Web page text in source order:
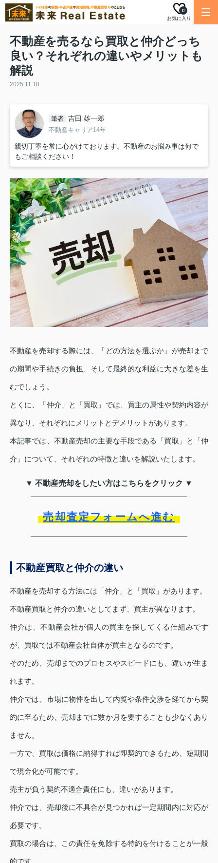
お気に入り
0
不動産を売るなら買取と仲介どっち
良い？それぞれの違いやメリットも
解説
2025.11.18
筆者 吉田 雄一郎
不動産キャリア14年
親切丁寧を常に心がけております。不動産のお悩み事は何で
もご相談ください！
不動産を売却する際には、「どの方法を選ぶか」が売却まで
の期間や手続きの負担、そして最終的な利益に大きな差を生
むでしょう。
とくに、「仲介」と「買取」では、買主の属性や契約内容が
異なり、それぞれにメリットとデメリットがあります。
本記事では、不動産売却の主要な手段である「買取」と「仲
介」について、それぞれの特徴と違いを解説いたします。
▼ 不動産売却をしたい方はこちらをクリック ▼
売却査定フォームへ進む
不動産買取と仲介の違い
不動産を売却する方法には「仲介」と「買取」があります。
不動産買取と仲介の違いとしてまず、買主が異なります。
仲介は、不動産会社が個人の買主を探してくる仕組みです
が、買取では不動産会社自体が買主となるのです。
そのため、売却までのプロセスやスピードにも、違いが生ま
れます。
仲介では、市場に物件を出して内覧や条件交渉を経てから契
約に至るため、売却までに数か月を要することも少なくあり
ません。
一方で、買取は価格に納得すれば即契約できるため、短期間
で現金化が可能です。
売主が負う契約不適合責任にも、違いがあります。
仲介では、売却後に不具合が見つかれば一定期間内に対応が
必要です。
買取の場合は、この責任を免除する特約を付けることが一般
的です。